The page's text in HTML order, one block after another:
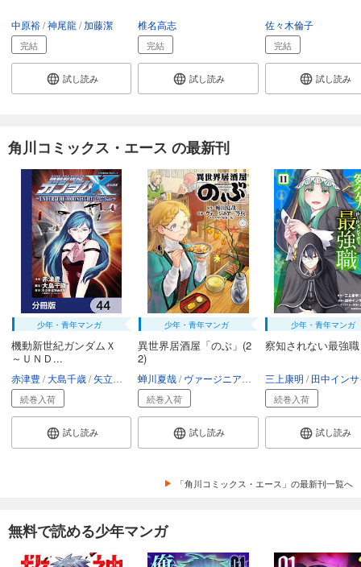
中原裕 神尾龍 加藤潔
完結
試し読み
椎名高志
完結
試し読み
佐々木倫子
完結
試し読み
角川コミックス・エース の最新刊
少年・青年マンガ
機動新世紀ガンダムＸ
～ＵＮＤ...
赤津豊 大島千歳 矢立肇・富野由悠季
続巻入荷
試し読み
少年・青年マンガ
異世界居酒屋「のぶ」(2
2)
蝉川夏哉 ヴァージニア二等兵 転
続巻入荷
試し読み
少年・青年マンガ
察知されない最強
三上康明 田中インサイ
続巻入荷
試し読み
「角川コミックス・エース」の最新刊一覧へ
無料で読める少年マンガ